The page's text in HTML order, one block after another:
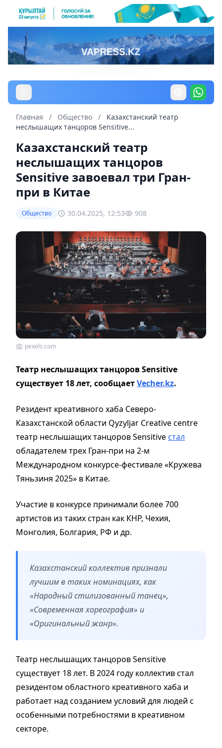
Главная / Общество /
Казахстанский театр
неслышащих танцоров Sensitive...
Казахстанский театр
неслышащих танцоров
Sensitive завоевал три Гран-
при в Китае
Общество 30.04.2025, 12:53 908
pexels.com
Театр неслышащих танцоров Sensitive
существует 18 лет, сообщаетVecher.kz.
Резидент креативного хаба Северо-
Казахстанской области Qyzyljar Creative centre
театр неслышащих танцоров Sensitive стал
обладателем трех Гран-при на 2-м
Международном конкурсе-фестивале «Кружева
Тяньзиня 2025» в Китае.
Участие в конкурсе принимали более 700
артистов из таких стран как КНР, Чехия,
Монголия, Болгария, РФ и др.
Казахстанский коллектив признали
лучшим в таких номинациях, как
«Народный стилизованный танец»,
«Современная хореография» и
«Оригинальный жанр».
Театр неслышащих танцоров Sensitive
существует 18 лет. В 2024 году коллектив стал
резидентом областного креативного хаба и
работает над созданием условий для людей с
особенными потребностями в креативном
секторе.